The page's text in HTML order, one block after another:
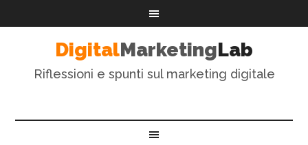
DigitalMarketingLab
Riflessioni e spunti sul marketing digitale